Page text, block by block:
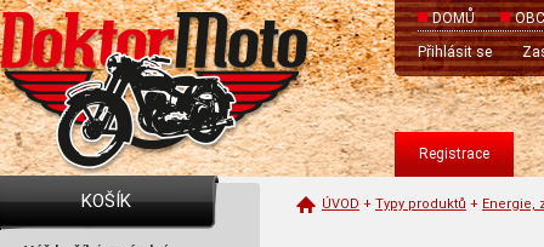
DOMŮ
Přihlásit se
Registrace
KOŠÍK ÚVOD + Typy produktů + Energie,